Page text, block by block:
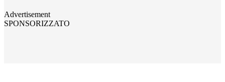
Advertisement
SPONSORIZZATO